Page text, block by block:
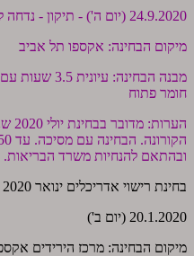
24.9.2020 (יום ה') - תיקון - נדחה ל 26.11.2020 (יום ה')
מיקום הבחינה: אקספו תל אביב
חומר פתוח
ובהתאם להנחיות משרד הבריאות.
בחינת רישוי אדריכלים ינואר 2020
20.1.2020 (יום ב')
מיקום הבחינה: מרכז הירידים